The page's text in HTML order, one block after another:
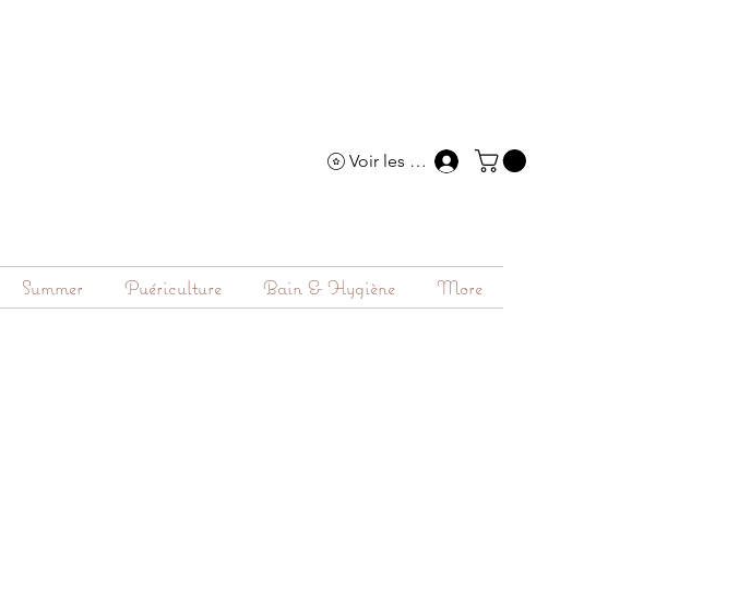
Voir les points
Summer Puériculture Bain & Hygiène More